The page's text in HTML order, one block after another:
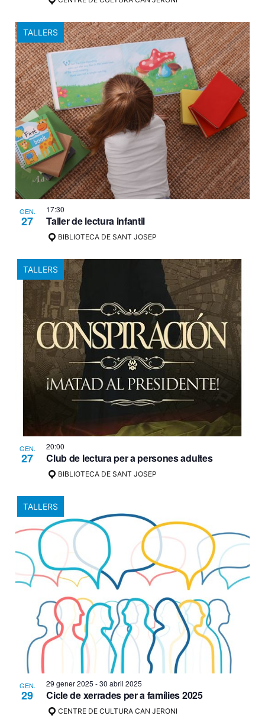
TALLERS
GEN.
27
17:30
Taller de lectura infantil
BIBLIOTECA DE SANT JOSEP
TALLERS
GEN.
27
20:00
Club de lectura per a persones adultes
BIBLIOTECA DE SANT JOSEP
TALLERS
GEN.
29
29 gener 2025 -30 abril 2025
Cicle de xerrades per a famílies 2025
CENTRE DE CULTURA CAN JERONI